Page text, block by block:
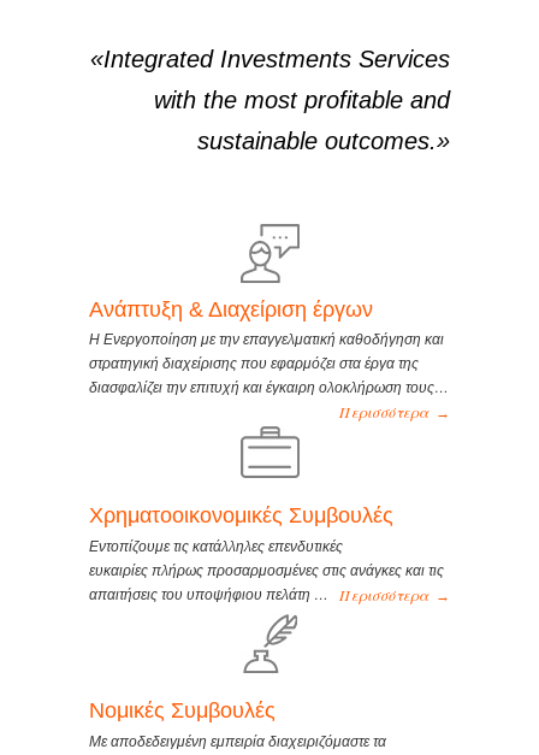
«Integrated Investments Services
with the most profitable and
sustainable outcomes.»
Ανάπτυξη & Διαχείριση έργων
Η Ενεργοποίηση με την επαγγελματική καθοδήγηση και
στρατηγική διαχείρισης που εφαρμόζει στα έργα της
διασφαλίζει την επιτυχή και έγκαιρη ολοκλήρωση τους…
Περισσότερα →
Χρηματοοικονομικές Συμβουλές
Εντοπίζουμε τις κατάλληλες επενδυτικές
ευκαιρίες πλήρως προσαρμοσμένες στις ανάγκες και τις
απαιτήσεις του υποψήφιου πελάτη …
Περισσότερα →
Νομικές Συμβουλές
Με αποδεδειγμένη εμπειρία διαχειριζόμαστε τα